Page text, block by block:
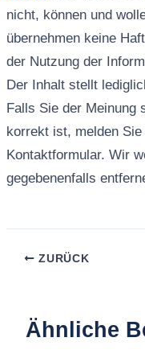
nicht, können und
übernehmen keine
der Nutzung der
Der Inhalt stellt
Falls Sie der Meinung
korrekt ist, melden
Kontaktformular. Wir
gegebenenfalls
ZURÜCK
Ähnliche